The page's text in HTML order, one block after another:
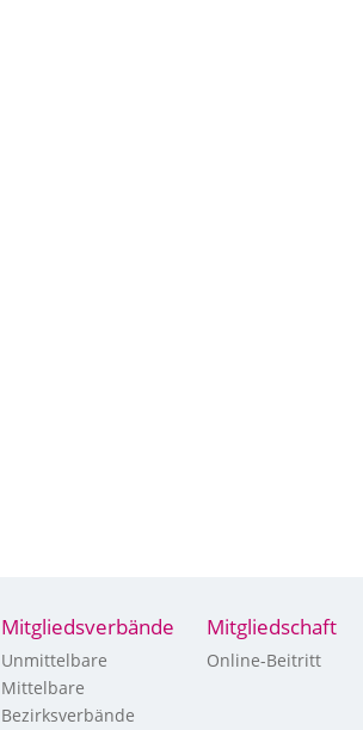
Mitgliedsverbände
Unmittelbare
Mittelbare
Bezirksverbände
Mitgliedschaft
Online-Beitritt